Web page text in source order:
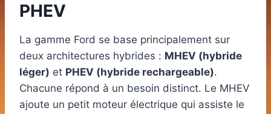
PHEV
La gamme Ford se base principalement sur
deux architectures hybrides : MHEV (hybride
léger) et PHEV (hybride rechargeable).
Chacune répond à un besoin distinct. Le MHEV
ajoute un petit moteur électrique qui assiste le